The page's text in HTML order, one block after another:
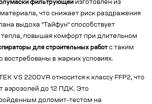
фильтрующей изготовлен из
что снижает риск раздражения
выдоха "Тайфун" способствует
тепла, повышая комфорт при длительном
для строительных работс таким
востребованы в жарких условиях.
VS 2200VR относится к классу FFP2, что
аэрозолей до 12 ПДК. Это
доломит-тестом на